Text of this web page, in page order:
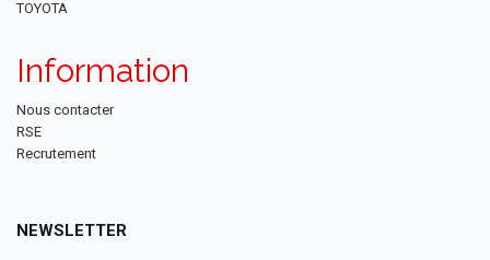
TOYOTA
Information
Nous contacter
RSE
Recrutement
NEWSLETTER